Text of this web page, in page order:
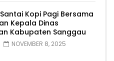
Kopi Pagi Bersama
Kepala Dinas
Kabupaten Sanggau
NOVEMBER 8, 2025